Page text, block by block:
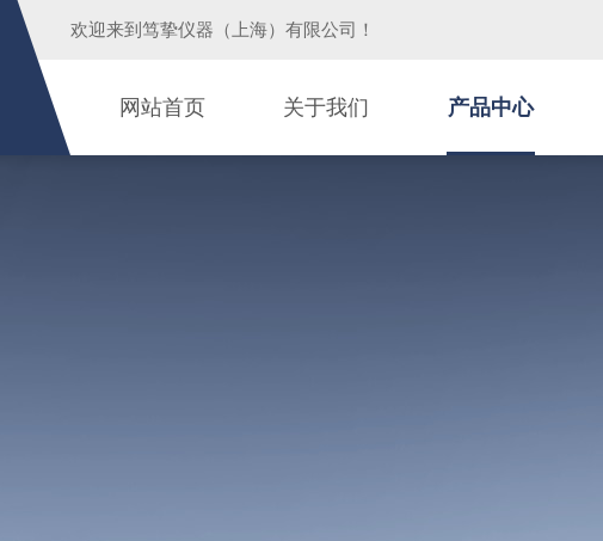
欢迎来到 笃挚仪器（上海）有限公司 ！
网站首页 关于我们 产品中心